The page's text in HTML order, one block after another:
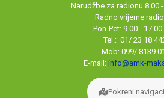
Narudžbe za radionu 8.00
Radno vrijeme
Pon-Pet: 9.00 -
Tel.: 01/ 23 18
Mob: 099/ 8139
E-mail: info@amk-
Pokreni